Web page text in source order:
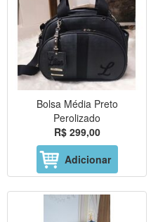
Bolsa Média Preto
Perolizado
R$ 299,00
Adicionar